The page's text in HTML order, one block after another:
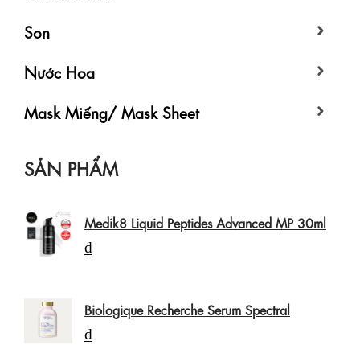
Son
Nước Hoa
Mask Miếng/ Mask Sheet
SẢN PHẨM
Medik8 Liquid Peptides Advanced MP 30ml
₫
Biologique Recherche Serum Spectral
₫